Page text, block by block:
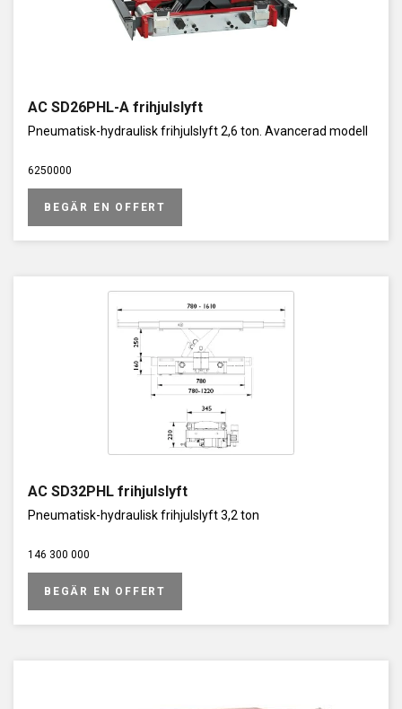
AC SD26PHL-A frihjulslyft
Pneumatisk-hydraulisk frihjulslyft 2,6 ton. Avancerad modell
6250000
BEGÄR EN OFFERT
AC SD32PHL frihjulslyft
Pneumatisk-hydraulisk frihjulslyft 3,2 ton
146 300 000
BEGÄR EN OFFERT